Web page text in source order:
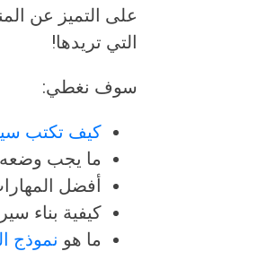
على التميز عن
التي تريدها!
سوف نغطي:
كيف تكتب
ما يجب وضعه
أفضل
كيفية بناء
ما هو نموذج